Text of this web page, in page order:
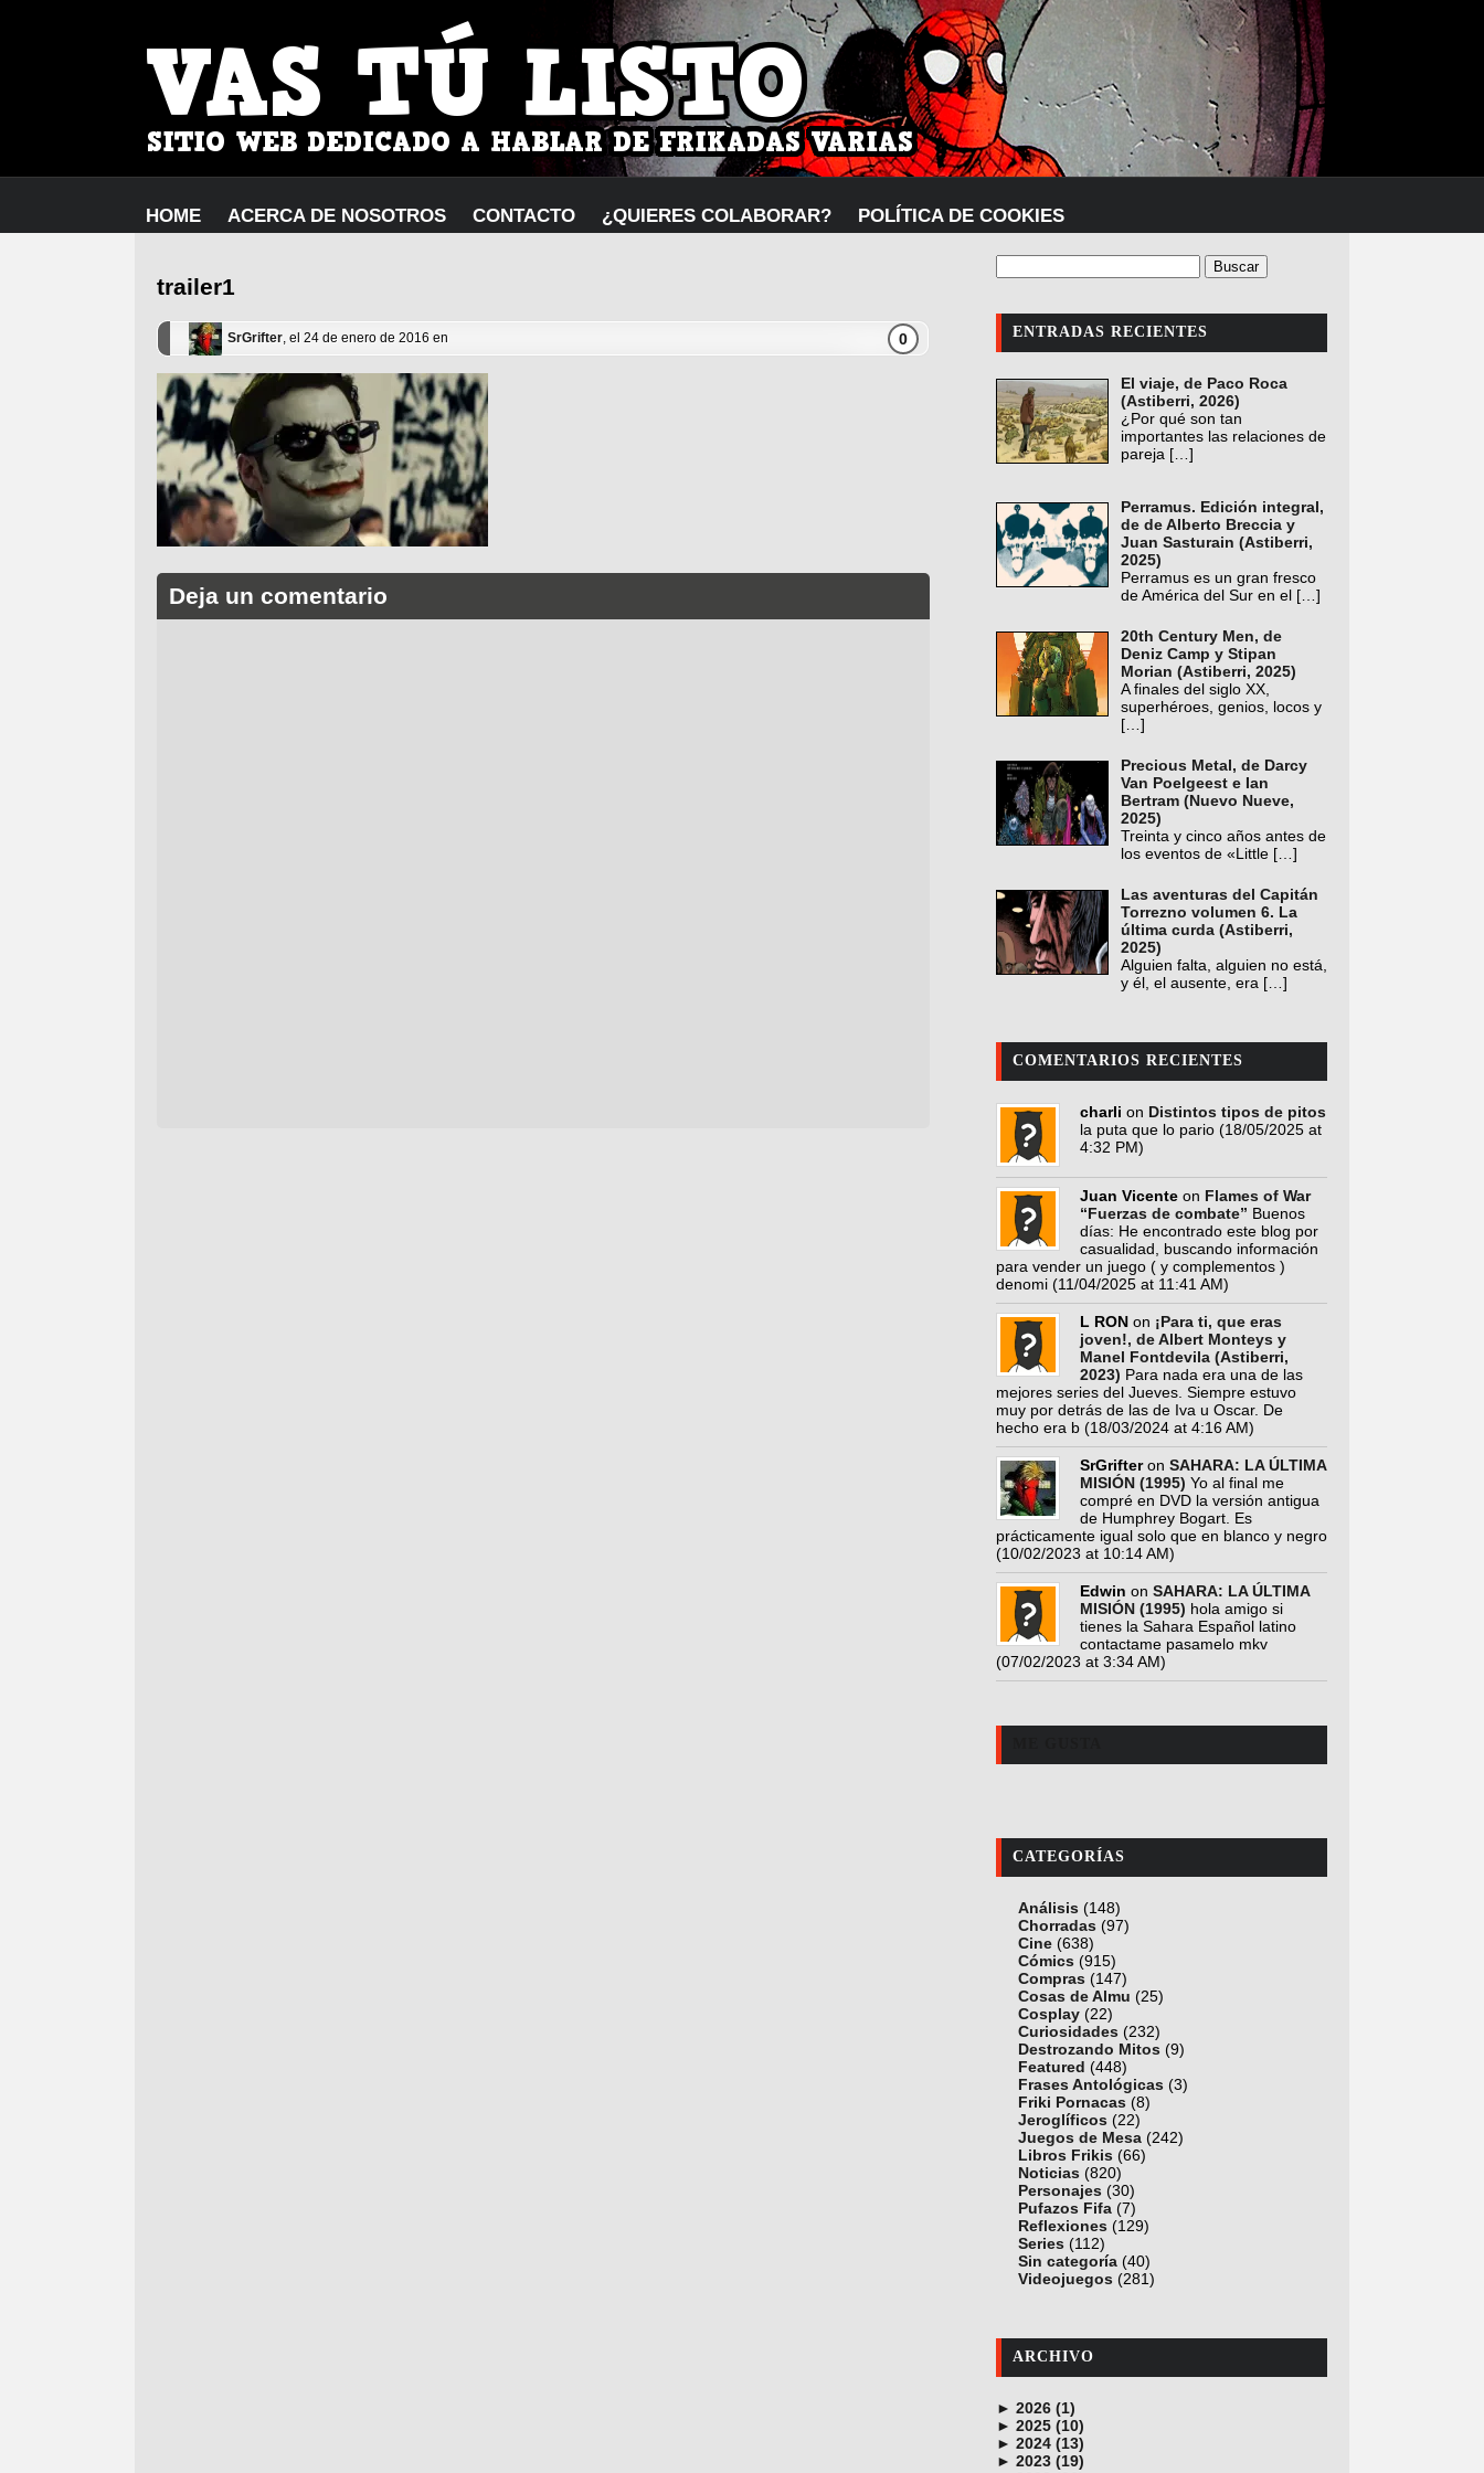
HOME ACERCA DE NOSOTROS CONTACTO ¿QUIERES COLABORAR? POLÍTICA DE COOKIES
trailer1
SrGrifter, el 24 de enero de 2016 en 0
Deja un comentario
ENTRADAS RECIENTES
El viaje, de Paco Roca
(Astiberri, 2026)
¿Por qué son tan
importantes las relaciones de
pareja […]
Perramus. Edición integral,
de de Alberto Breccia y
Juan Sasturain (Astiberri,
2025)
Perramus es un gran fresco
de América del Sur en el […]
20th Century Men, de
Deniz Camp y Stipan
Morian (Astiberri, 2025)
A finales del siglo XX,
superhéroes, genios, locos y
[…]
Precious Metal, de Darcy
Van Poelgeest e Ian
Bertram (Nuevo Nueve,
2025)
Treinta y cinco años antes de
los eventos de «Little […]
Las aventuras del Capitán
Torrezno volumen 6. La
última curda (Astiberri,
2025)
Alguien falta, alguien no está,
y él, el ausente, era […]
COMENTARIOS RECIENTES
charli on Distintos tipos de pitos
la puta que lo pario (18/05/2025 at
4:32 PM)
Juan Vicente on Flames of War
“Fuerzas de combate” Buenos
días: He encontrado este blog por
casualidad, buscando información
para vender un juego ( y complementos )
denomi (11/04/2025 at 11:41 AM)
L RON on ¡Para ti, que eras
joven!, de Albert Monteys y
Manel Fontdevila (Astiberri,
2023) Para nada era una de las
mejores series del Jueves. Siempre estuvo
muy por detrás de las de Iva u Oscar. De
hecho era b (18/03/2024 at 4:16 AM)
SrGrifteron SAHARA: LA ÚLTIMA
MISIÓN (1995) Yo al final me
compré en DVD la versión antigua
de Humphrey Bogart. Es
prácticamente igual solo que en blanco y negro
(10/02/2023 at 10:14 AM)
Edwin on SAHARA: LA ÚLTIMA
MISIÓN (1995) hola amigo si
tienes la Sahara Español latino
contactame pasamelo mkv
(07/02/2023 at 3:34 AM)
CATEGORÍAS
Análisis (148)
Chorradas (97)
Cine (638)
Cómics (915)
Compras (147)
Cosas de Almu (25)
Cosplay (22)
Curiosidades (232)
Destrozando Mitos (9)
Featured (448)
Frases Antológicas (3)
Friki Pornacas (8)
Jeroglíficos (22)
Juegos de Mesa (242)
Libros Frikis (66)
Noticias (820)
Personajes (30)
Pufazos Fifa (7)
Reflexiones (129)
Series (112)
Sin categoría (40)
Videojuegos (281)
ARCHIVO
► 2026 (1)
junio (1)
► 2025 (10)
noviembre (1)
octubre (1)
► 2024 (13)
diciembre (4)
► 2023 (19)